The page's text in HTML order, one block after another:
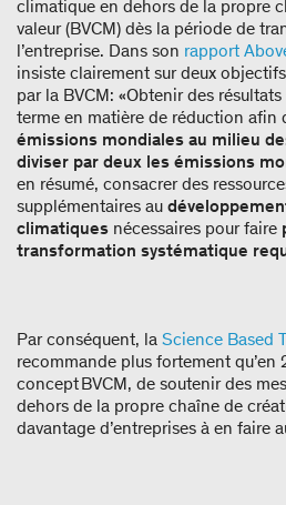
climatique en dehors de la propre
valeur (BVCM) dès la période de
l’entreprise. Dans son rapport
insiste clairement sur deux
par la BVCM: «Obtenir des
terme en matière de réduction afin
émissions mondiales au milieu
diviser par deux les émissions
en résumé, consacrer des
supplémentaires au
climatiques nécessaires pour faire
transformation systématique
Par conséquent, la Science Based
recommande plus fortement qu’en
concept BVCM, de soutenir des
dehors de la propre chaîne de
davantage d’entreprises à en faire